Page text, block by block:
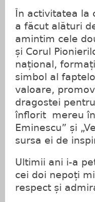
În activitatea
a făcut alături
amintim cele
și Corul
național,
simbol al
valoare,
dragostei
înflorit mereu
Eminescu” și
sursa ei de
Ultimii ani i-a
cei doi nepoți
respect și